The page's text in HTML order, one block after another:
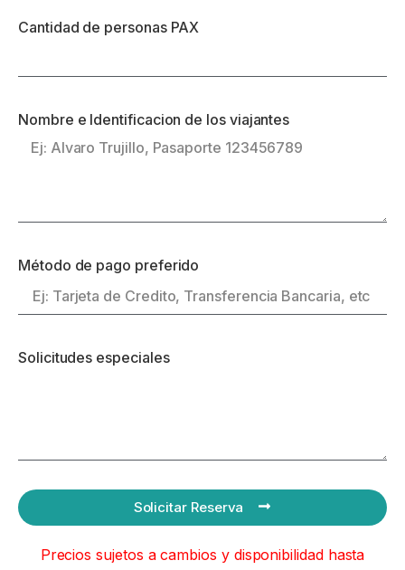
Cantidad de personas PAX
Nombre e Identificacion de los viajantes
Método de pago preferido
Solicitudes especiales
Solicitar Reserva
Precios sujetos a cambios y disponibilidad hasta